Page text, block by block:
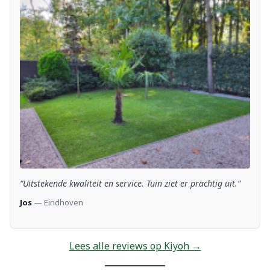
“Uitstekende kwaliteit en service. Tuin ziet er prachtig uit.”
Jos — Eindhoven
Lees alle reviews op Kiyoh →